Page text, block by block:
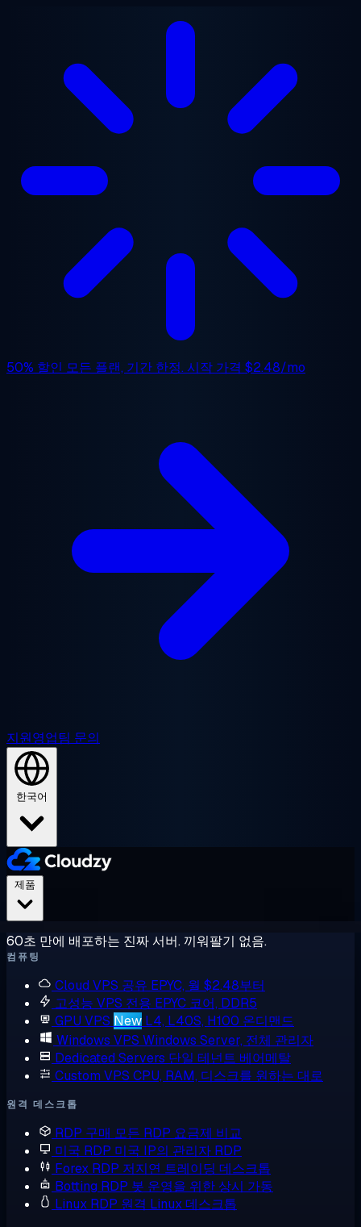
50% 할인 모든 플랜, 기간 한정. 시작 가격 $2.48/mo
지원영업팀 문의
한국어
60초 만에 배포하는 진짜 서버. 끼워팔기 없음.
컴퓨팅
Cloud VPS 공유 EPYC, 월 $2.48부터
고성능 VPS 전용 EPYC 코어, DDR5
GPU VPS New L4, L40S, H100 온디맨드
Windows VPS Windows Server, 전체 관리자
Dedicated Servers 단일 테넌트 베어메탈
Custom VPS CPU, RAM, 디스크를 원하는 대로
원격 데스크톱
RDP 구매 모든 RDP 요금제 비교
미국 RDP 미국 IP의 관리자 RDP
Forex RDP 저지연 트레이딩 데스크톱
Botting RDP 봇 운영을 위한 상시 가동
Linux RDP 원격 Linux 데스크톱